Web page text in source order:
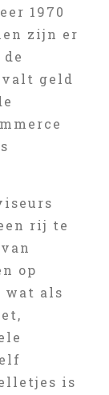
1970
zijn er
geld
rij te
op
wat als
is